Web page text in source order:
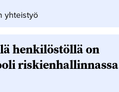
yhteistyö
henkilöstöllä on
riskienhallinnassa